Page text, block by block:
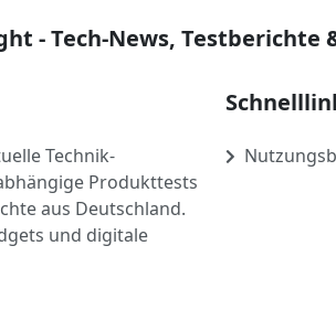
- Tech-News, Testberichte
Technik-
Produkttests
aus Deutschland.
und digitale